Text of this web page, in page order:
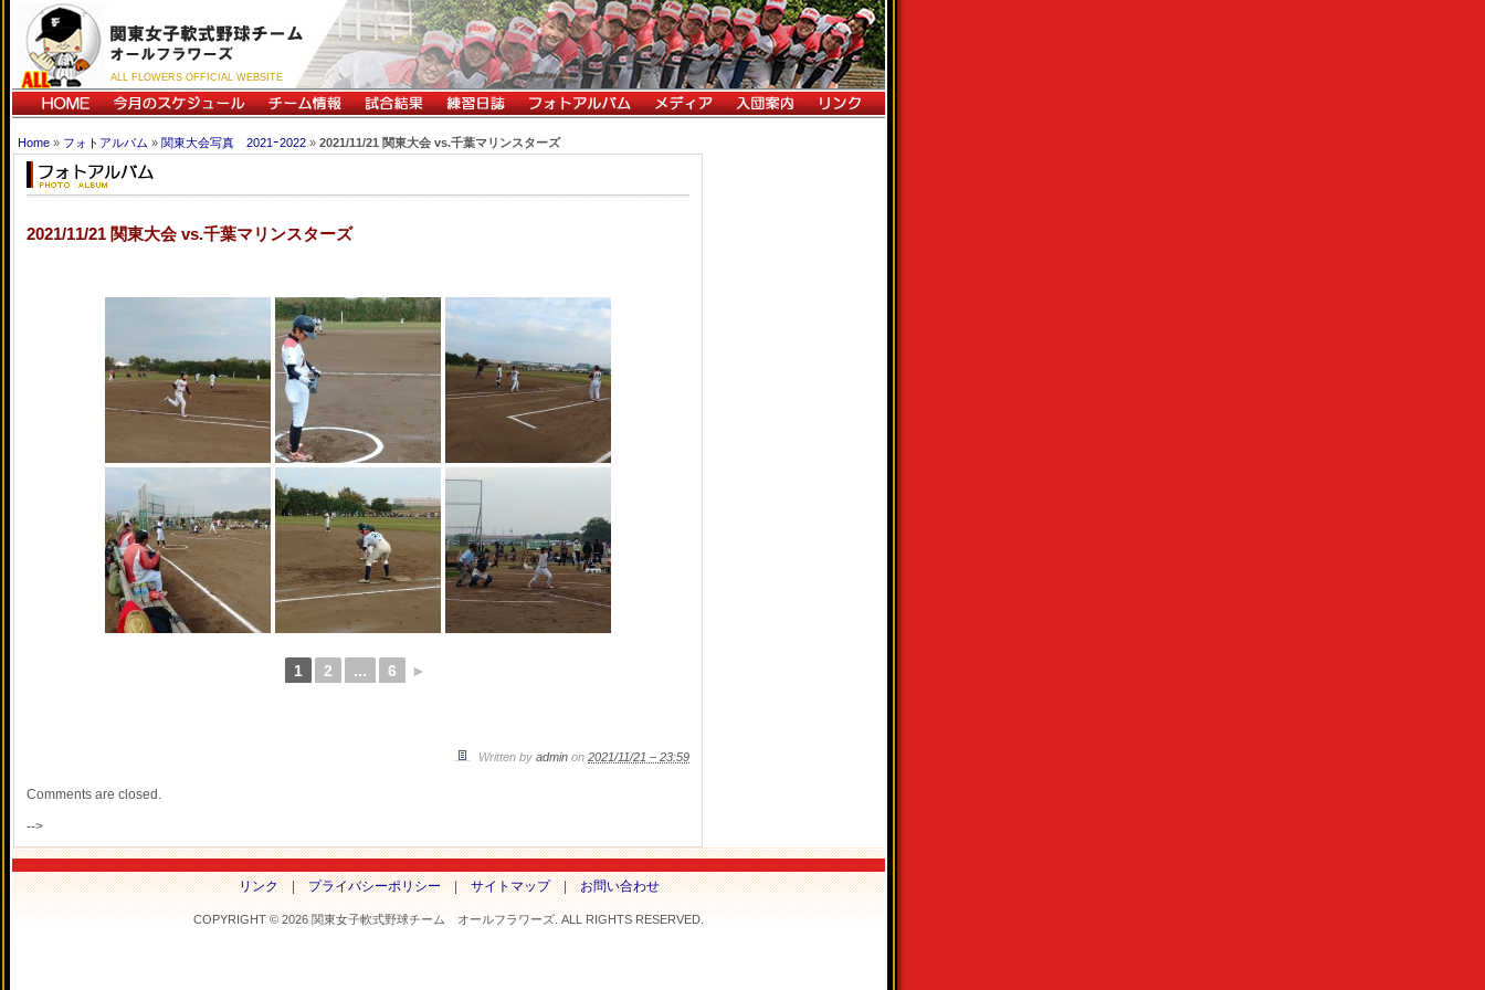
ALL FLOWERS OFFICIAL WEBSITE
Home » フォトアルバム » 関東大会写真 2021ｰ2022 » 2021/11/21 関東大会 vs.千葉マリンスターズ
2021/11/21 関東大会 vs.千葉マリンスターズ
1 2 ... 6 ►
Written by admin on 2021/11/21 – 23:59
Comments are closed.
-->
リンク|プライバシーポリシー|サイトマップ|お問い合わせ
COPYRIGHT © 2026 関東女子軟式野球チーム オールフラワーズ. ALL RIGHTS RESERVED.